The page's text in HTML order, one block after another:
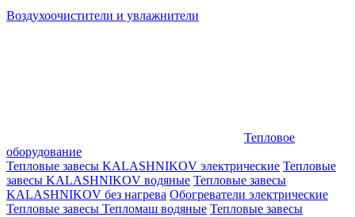
Воздухоочистители и увлажнители
Тепловое
оборудование
Тепловые завесы KALASHNIKOV электрические Тепловые
завесы KALASHNIKOV водяные Тепловые завесы
KALASHNIKOV без нагрева Обогреватели электрические
Тепловые завесы Тепломаш водяные Тепловые завесы